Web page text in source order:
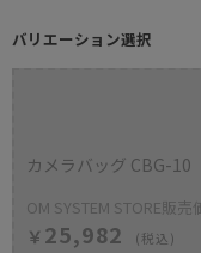
バリエーション選択
カメラバッグ CBG-10
OM SYSTEM STORE販売
￥ 25,982 (税込)